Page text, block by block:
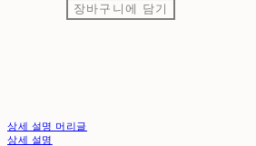
장바구니에 담기
상세 설명 머리글
상세 설명